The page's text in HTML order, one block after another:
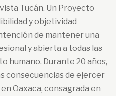
Tucán. Un Proyecto
y objetividad
de mantener una
y abierta a todas las
humano. Durante 20 años,
consecuencias de ejercer
Oaxaca, consagrada en